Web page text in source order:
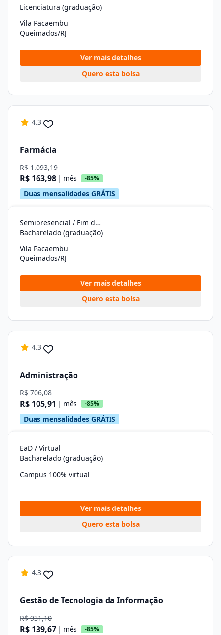
Licenciatura (graduação)
Vila Pacaembu
Queimados/RJ
Ver mais detalhes
Quero esta bolsa
4.3
Farmácia
R$ 1.093,19
R$ 163,98 | mês -85%
Duas mensalidades GRÁTIS
Semipresencial / Fim de Semana
Bacharelado (graduação)
Vila Pacaembu
Queimados/RJ
Ver mais detalhes
Quero esta bolsa
4.3
Administração
R$ 706,08
R$ 105,91 | mês -85%
Duas mensalidades GRÁTIS
EaD / Virtual
Bacharelado (graduação)
Campus 100% virtual
Ver mais detalhes
Quero esta bolsa
4.3
Gestão de Tecnologia da Informação
R$ 931,10
R$ 139,67 | mês -85%